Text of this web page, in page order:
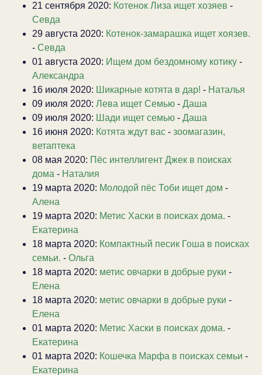
21 сентября 2020: Котенок Лиза ищет хозяев -
Севда
29 августа 2020: Котенок-замарашка ищет хоязев.
- Севда
01 августа 2020: Ищем дом бездомному котику -
Александра
16 июля 2020: Шикарные котята в дар! - Наталья
09 июля 2020: Лева ищет Семью - Даша
09 июля 2020: Шади ищет семью - Даша
16 июня 2020: Котята ждут вас - зоомагазин,
ветаптека
08 мая 2020: Пёс интеллигент Джек в поисках
дома - Наталия
19 марта 2020: Молодой пёс Тоби ищет дом -
Алена
19 марта 2020: Метис Хаски в поисках дома. -
Екатерина
18 марта 2020: Компактный песик Гоша в поисках
семьи. - Ольга
18 марта 2020: метис овчарки в добрые руки -
Елена
18 марта 2020: метис овчарки в добрые руки -
Елена
01 марта 2020: Метис Хаски в поисках дома. -
Екатерина
01 марта 2020: Кошечка Марфа в поисках семьи -
Екатерина